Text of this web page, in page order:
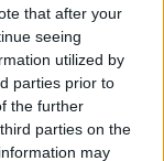
that after your
seeing
utilized by
parties prior to
the further
parties on the
may